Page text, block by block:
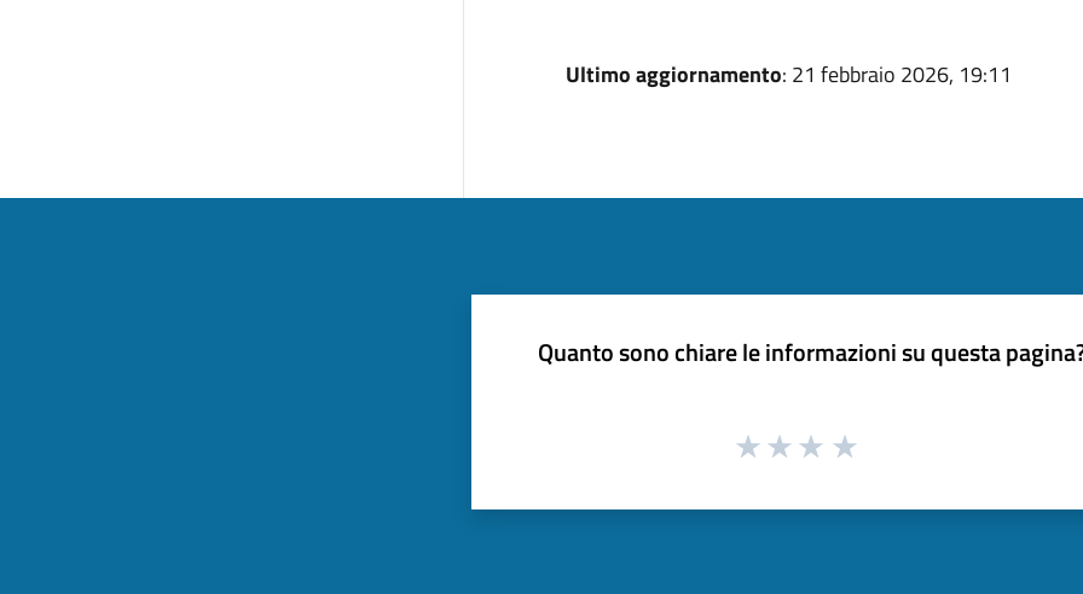
Ultimo aggiornamento: 21 febbraio 2026, 19:11
Quanto sono chiare le informazioni su questa